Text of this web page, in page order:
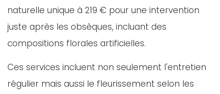
naturelle unique à 219 € pour une intervention
juste après les obsèques, incluant des
compositions florales artificielles.
Ces services incluent non seulement l'entretien
régulier mais aussi le fleurissement selon les